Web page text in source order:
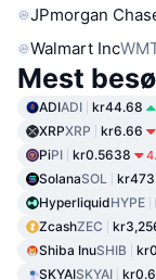
JPmorgan
Walmart Inc
Mest
ADIADI kr44.68
XRPXRP kr6.66
PiPI kr0.5638
SolanaSOL
HyperliquidHYPE
ZcashZEC
Shiba InuSHIB
SKYAISKYAI